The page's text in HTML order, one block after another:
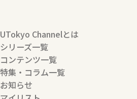
UTokyo Channelとは
シリーズ一覧
コンテンツ一覧
特集・コラム一覧
お知らせ